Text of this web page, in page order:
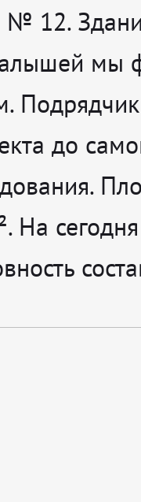
№ 12.
мы
Подрядчик
до
На сегодня